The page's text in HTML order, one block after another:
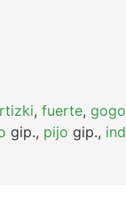
, fuerte,
gip., pijo gip.,